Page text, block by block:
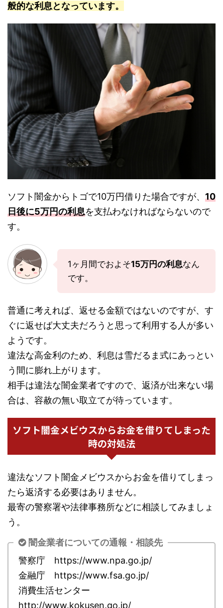
般的な利息となっています。
ソフト闇金からトゴで10万円借りた場合ですが、 10
日後に5万円の利息を支払わなければならないので
す。
1ヶ月間でおよそ15万円の利息なん
です。
普通に考えれば、返せる金額ではないのですが、す
ぐに返せば大丈夫だろうと思って利用する人が多い
ようです。
違法な高金利のため、利息は雪だるま式にあっとい
う間に膨れ上がります。
相手は違法な闇金業者ですので、返済が出来ない場
合は、容赦の無い取立てが待っています。
ソフト闇金メビウスからお金を借りてしまった
時の対処法
違法なソフト闇金メビウスからお金を借りてしまっ
たら返済する必要はありません。
最寄の警察署や法律事務所などに相談してみましょ
う。
闇金業者についての通報・相談先
警察庁 https://www.npa.go.jp/
金融庁 https://www.fsa.go.jp/
消費生活センター
http://www.kokusen.go.jp/